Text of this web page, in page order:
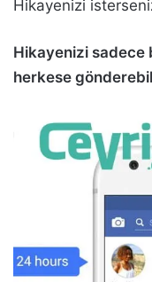
Hikayenizi
Hikayenizi sadece
herkese